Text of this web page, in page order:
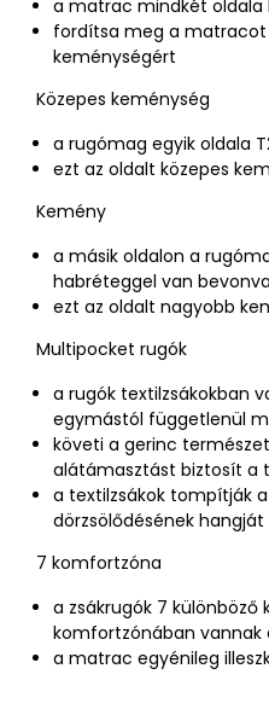
a matrac mindkét oldala
fordítsa meg a matracot
keménységért
Közepes keménység
a rugómag egyik oldala
ezt az oldalt közepes
Kemény
a másik oldalon a
habréteggel van bevonva
ezt az oldalt nagyobb
Multipocket rugók
a rugók textilzsákokban
egymástól függetlenül
követi a gerinc
alátámasztást biztosít a
a textilzsákok tompítják
dörzsölődésének hangját
7 komfortzóna
a zsákrugók 7 különböző
komfortzónában vannak
a matrac egyénileg